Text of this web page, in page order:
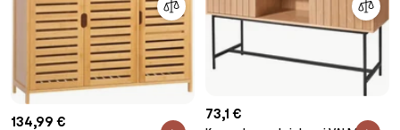
134,99 €
73,1 €